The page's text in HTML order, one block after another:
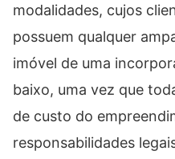
modalidades, cujos
possuem qualquer
imóvel de uma
baixo, uma vez que
de custo do
responsabilidades